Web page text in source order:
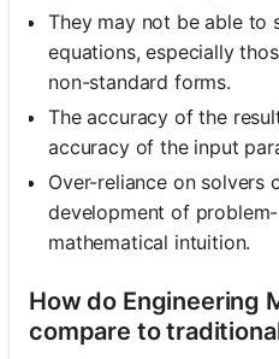
They may not be able to
equations, especially
non-standard forms.
The accuracy of the
accuracy of the input
Over-reliance on solvers
development of
mathematical intuition.
How do Engineering
compare to